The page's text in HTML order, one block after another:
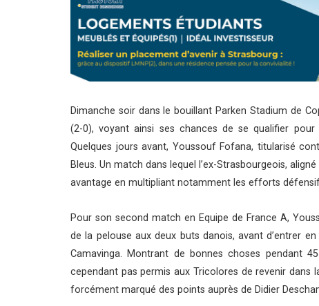
Dimanche soir dans le bouillant Parken Stadium de
(2-0), voyant ainsi ses chances de se qualifier
Quelques jours avant, Youssouf Fofana, titularisé
Bleus. Un match dans lequel l’ex-Strasbourgeois,
avantage en multipliant notamment les efforts
Pour son second match en Equipe de France A,
de la pelouse aux deux buts danois, avant d’entrer
Camavinga. Montrant de bonnes choses pendant
cependant pas permis aux Tricolores de revenir dans
forcément marqué des points auprès de Didier